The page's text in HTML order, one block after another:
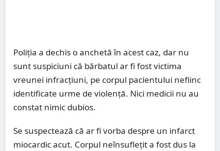
Poliția a dechis o anchetă în acest caz, dar nu
sunt suspiciuni că bărbatul ar fi fost victima
vreunei infracțiuni, pe corpul pacientului nefiinc
identificate urme de violență. Nici medicii nu au
constat nimic dubios.
Se suspectează că ar fi vorba despre un infarct
miocardic acut. Corpul neînsuflețit a fost dus la